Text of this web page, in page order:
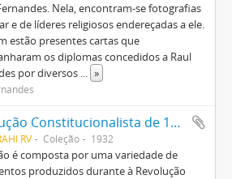
Nela, encontram-se fotografias
e de líderes religiosos endereçadas a ele.
estão presentes cartas que
os diplomas concedidos a Raul
por diversos ... »
Revolução Constitucionalista de 1932
RV Coleção 1932
é composta por uma variedade de
produzidos durante à Revolução